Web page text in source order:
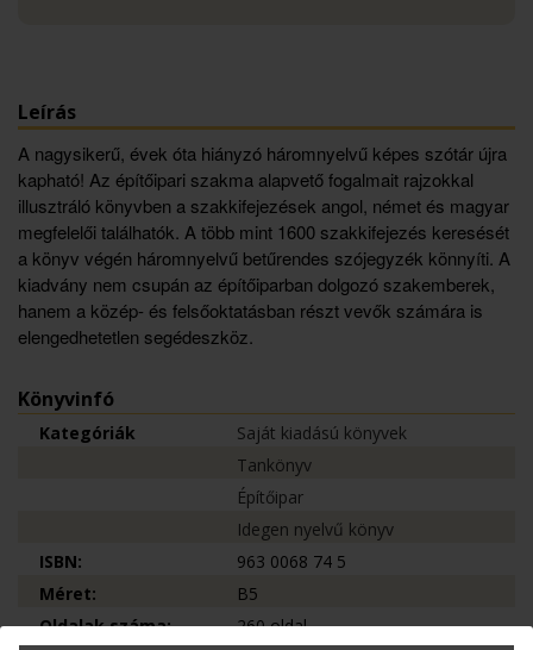
Leírás
A nagysikerű, évek óta hiányzó háromnyelvű képes szótár újra
kapható! Az építőipari szakma alapvető fogalmait rajzokkal
illusztráló könyvben a szakkifejezések angol, német és magyar
megfelelői találhatók. A több mint 1600 szakkifejezés keresését
a könyv végén háromnyelvű betűrendes szójegyzék könnyíti. A
kiadvány nem csupán az építőiparban dolgozó szakemberek,
hanem a közép- és felsőoktatásban részt vevők számára is
elengedhetetlen segédeszköz.
Könyvinfó
Kategóriák
Saját kiadású könyvek
Tankönyv
Építőipar
Idegen nyelvű könyv
ISBN:
963 0068 74 5
Méret:
B5
Oldalak száma:
260 oldal